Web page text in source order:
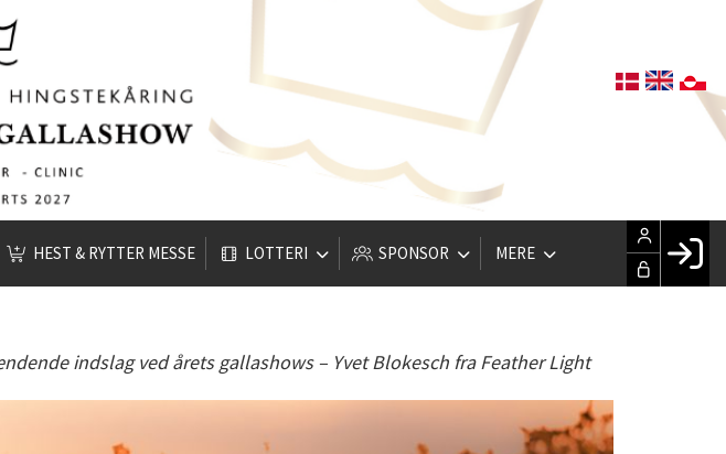
HEST & RYTTER MESSE LOTTERI SPONSOR MERE
indslag ved årets gallashows – Yvet Blokesch fra Feather Light